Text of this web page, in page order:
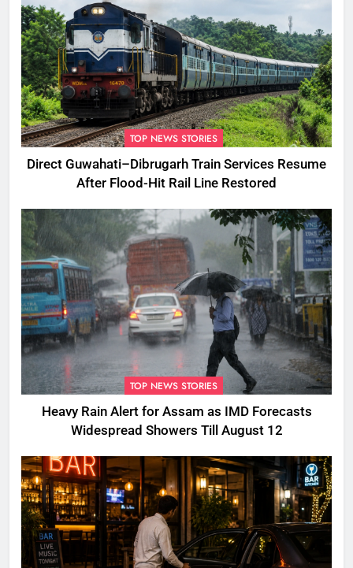
TOP NEWS STORIES
Direct Guwahati–Dibrugarh Train Services Resume
After Flood-Hit Rail Line Restored
TOP NEWS STORIES
Heavy Rain Alert for Assam as IMD Forecasts
Widespread Showers Till August 12